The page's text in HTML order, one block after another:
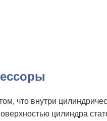
что внутри
цилиндра